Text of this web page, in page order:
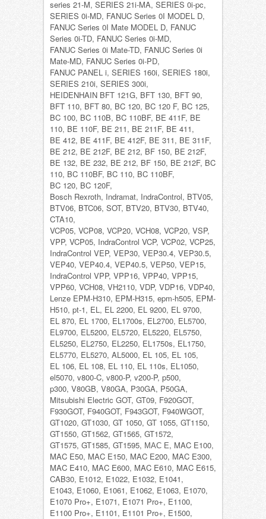
series 21-M, SERIES 21i-MA, SERIES 0i-pc,
SERIES 0i-MD, FANUC Series 0I MODEL D,
FANUC Series 0I Mate MODEL D, FANUC
Series 0i-TD, FANUC Series 0i-MD,
FANUC Series 0i Mate-TD, FANUC Series 0i
Mate-MD, FANUC Series 0i-PD,
FANUC PANEL i, SERIES 160i, SERIES 180i,
SERIES 210i, SERIES 300i,
HEIDENHAIN BFT 121G, BFT 130, BFT 90,
BFT 110, BFT 80, BC 120, BC 120 F, BC 125,
BC 100, BC 110B, BC 110BF, BE 411F, BE
110, BE 110F, BE 211, BE 211F, BE 411,
BE 412, BE 411F, BE 412F, BE 311, BE 311F,
BE 212, BE 212F, BE 212, BF 150, BE 212F,
BE 132, BE 232, BE 212, BF 150, BE 212F, BC
110, BC 110BF, BC 110, BC 110BF,
BC 120, BC 120F,
Bosch Rexroth, Indramat, IndraControl, BTV05,
BTV06, BTC06, SOT, BTV20, BTV30, BTV40,
CTA10,
VCP05, VCP08, VCP20, VCH08, VCP20, VSP,
VPP, VCP05, IndraControl VCP, VCP02, VCP25,
IndraControl VEP, VEP30, VEP30.4, VEP30.5,
VEP40, VEP40.4, VEP40.5, VEP50, VEP15,
IndraControl VPP, VPP16, VPP40, VPP15,
VPP60, VCH08, VH2110, VDP, VDP16, VDP40,
Lenze EPM-H310, EPM-H315, epm-h505, EPM-
H510, pt-1, EL, EL 2200, EL 9200, EL 9700,
EL 870, EL 1700, EL1700s, EL2700, EL5700,
EL9700, EL5200, EL5720, EL5220, EL5750,
EL5250, EL2750, EL2250, EL1750s, EL1750,
EL5770, EL5270, AL5000, EL 105, EL 105,
EL 106, EL 108, EL 110, EL 110s, EL1050,
el5070, v800-C, v800-P, v200-P, p500,
p300, V80GB, V80GA, P30GA, P50GA,
Mitsubishi Electric GOT, GT09, F920GOT,
F930GOT, F940GOT, F943GOT, F940WGOT,
GT1020, GT1030, GT 1050, GT 1055, GT1150,
GT1550, GT1562, GT1565, GT1572,
GT1575, GT1585, GT1595, МАС Е, MAC E100,
MAC E50, MAC E150, MAC E200, MAC E300,
MAC E410, MAC E600, MAC E610, MAC E615,
CAB30, E1012, E1022, E1032, Е1041,
Е1043, E1060, E1061, E1062, E1063, E1070,
E1070 Pro+, E1071, E1071 Pro+, E1100,
E1100 Pro+, E1101, E1101 Pro+, E1500,